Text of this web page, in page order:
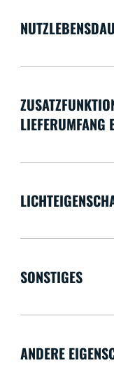
LIEFERUMFANG
SONSTIGES
ANDERE